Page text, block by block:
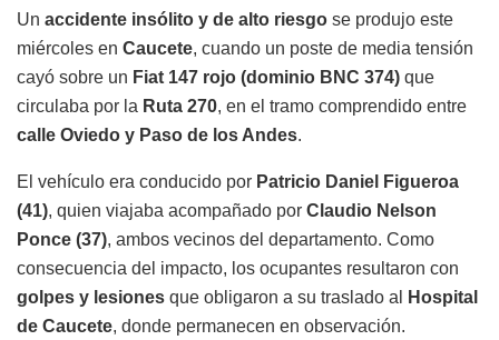
Un accidente insólito y de alto riesgo se produjo este
miércoles en Caucete, cuando un poste de media tensión
cayó sobre un Fiat 147 rojo (dominio BNC 374) que
circulaba por la Ruta 270, en el tramo comprendido entre
calle Oviedo y Paso de los Andes.
El vehículo era conducido por Patricio Daniel Figueroa
(41), quien viajaba acompañado por Claudio Nelson
Ponce (37), ambos vecinos del departamento. Como
consecuencia del impacto, los ocupantes resultaron con
golpes y lesiones que obligaron a su traslado al
Hospital
de Caucete, donde permanecen en observación.